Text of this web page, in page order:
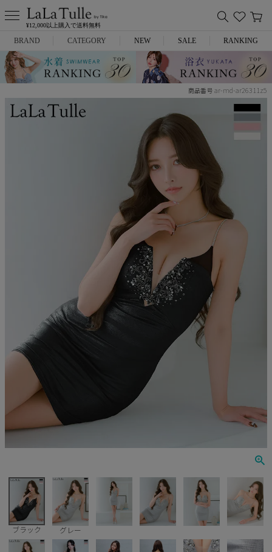
¥12,000以上購入で送料無料
BRAND
Anella
GLAMOROUS
JENNNY
COMEX
Rechercher
CATEGORY
ミニドレス
NEW SALE RANKING
商品番号 ar-md-ar26311z5
ブラック グレー